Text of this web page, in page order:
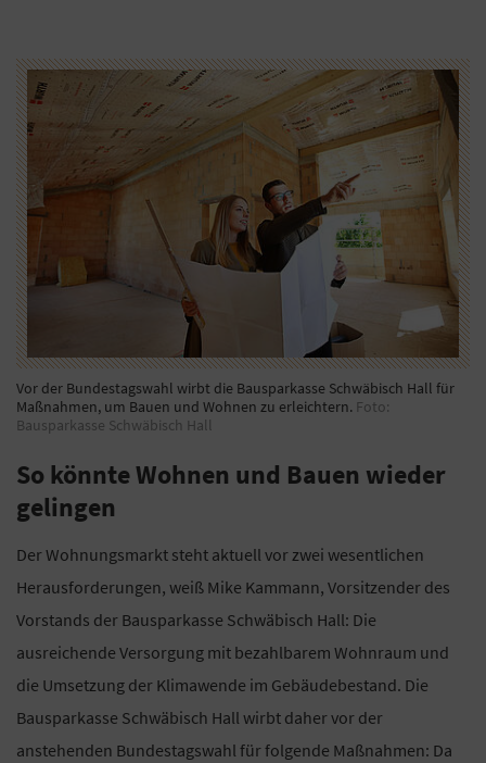
Vor der Bundestagswahl wirbt die Bausparkasse Schwäbisch Hall für
Maßnahmen, um Bauen und Wohnen zu erleichtern. Foto:
Bausparkasse Schwäbisch Hall
So könnte Wohnen und Bauen wieder
gelingen
Der Wohnungsmarkt steht aktuell vor zwei wesentlichen
Herausforderungen, weiß Mike Kammann, Vorsitzender des
Vorstands der Bausparkasse Schwäbisch Hall: Die
ausreichende Versorgung mit bezahlbarem Wohnraum und
die Umsetzung der Klimawende im Gebäudebestand. Die
Bausparkasse Schwäbisch Hall wirbt daher vor der
anstehenden Bundestagswahl für folgende Maßnahmen: Da